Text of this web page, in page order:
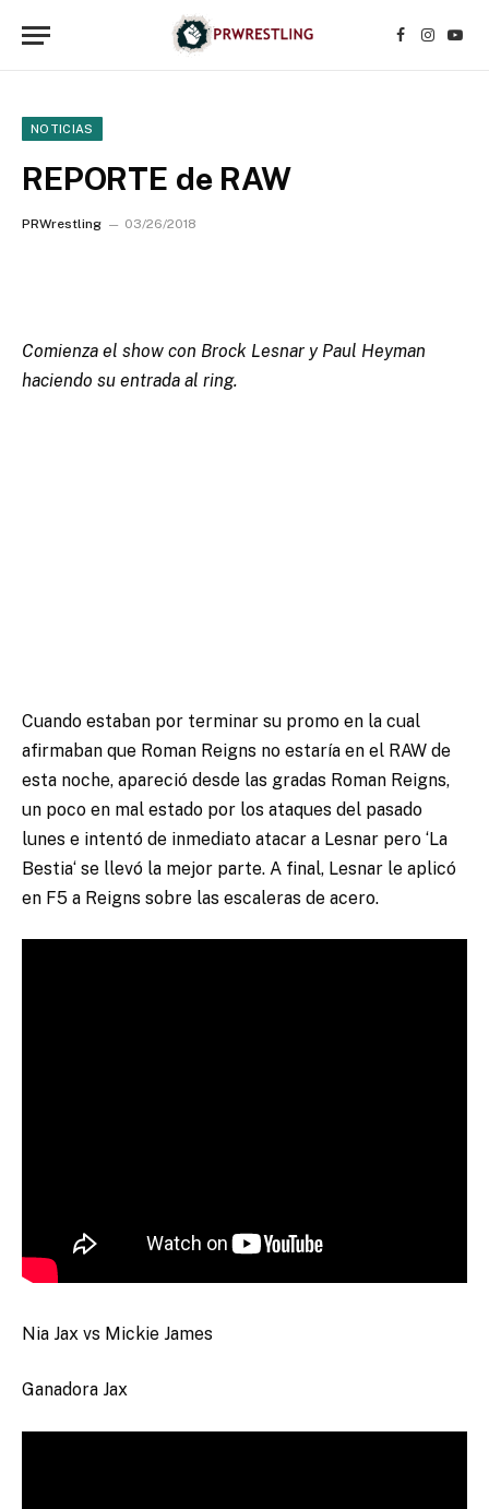
Facebook
NOTICIAS
REPORTE de RAW
PRWrestling 03/26/2018
Comienza el show con Brock Lesnar y Paul Heyman
haciendo su entrada al ring.
Cuando estaban por terminar su promo en la cual
afirmaban que Roman Reigns no estaría en el RAW de
esta noche, apareció desde las gradas Roman Reigns,
un poco en mal estado por los ataques del pasado
lunes e intentó de inmediato atacar a Lesnar pero ‘La
Bestia‘ se llevó la mejor parte. A final, Lesnar le aplicó
en F5 a Reigns sobre las escaleras de acero.
Nia Jax vs Mickie James
Ganadora Jax